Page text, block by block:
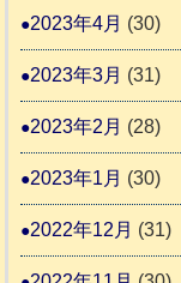
2023年4月 (30)
2023年3月 (31)
2023年2月 (28)
2023年1月 (30)
2022年12月 (31)